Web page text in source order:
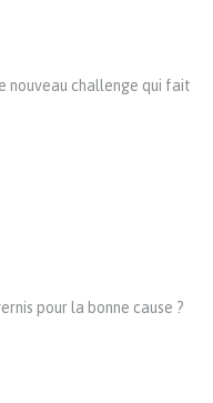
nouveau challenge qui fait
pour la bonne cause ?